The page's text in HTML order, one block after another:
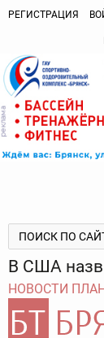
РЕГИСТРАЦИЯ
В США
НОВОСТИ